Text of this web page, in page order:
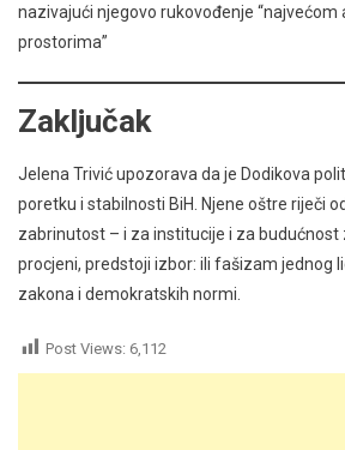
nazivajući njegovo rukovođenje
prostorima”
Zaključak
Jelena Trivić upozorava da je Dodikova
poretku i stabilnosti BiH. Njene oštre riječi
zabrinutost – i za institucije i za budućnost
procjeni, predstoji izbor: ili fašizam jednog
zakona i demokratskih normi.
Post Views: 6,112